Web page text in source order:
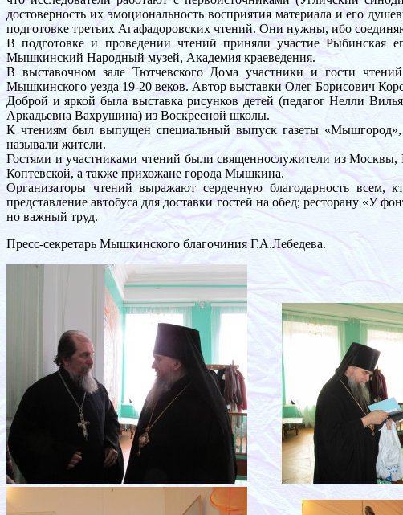
достоверность их эмоциональность восприятия материала и его
подготовке третьих Агафадоровских чтений. Они нужны, ибо
В подготовке и проведении чтений приняли участие Рыбинская
Мышкинский Народный музей, Академия краеведения.
В выставочном зале Тютчевского Дома участники и гости
Мышкинского уезда 19-20 веков. Автор выставки Олег Борисович
Доброй и яркой была выставка рисунков детей (педагог Нелли
Аркадьевна Вахрушина) из Воскресной школы.
К чтениям был выпущен специальный выпуск газеты
называли жители.
Гостями и участниками чтений были священнослужители из
Коптевской, а также прихожане города Мышкина.
Организаторы чтений выражают сердечную благодарность
представление автобуса для доставки гостей на обед; ресторану «У
но важный труд.
Пресс-секретарь Мышкинского благочиния Г.А.Лебедева.